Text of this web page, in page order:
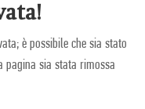
è possibile che sia stato
pagina sia stata rimossa